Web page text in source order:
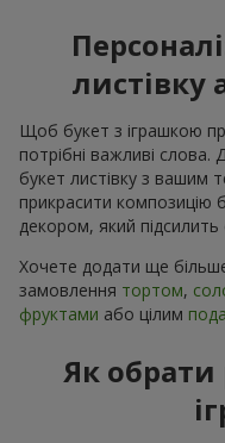
листівку
Щоб букет з іграшкою
потрібні важливі
букет листівку з вашим
прикрасити композицію
декором, який
Хочете додати ще
замовлення тортом,
фруктами або цілим
Як обрати